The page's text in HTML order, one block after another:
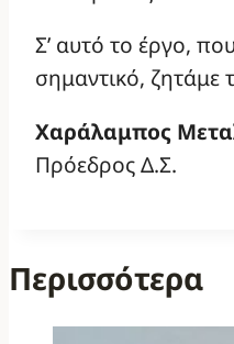
Σ’ αυτό το έργο,
σημαντικό, ζητάμε
Χαράλαμπος
Πρόεδρος Δ.Σ.
Περισσότερα